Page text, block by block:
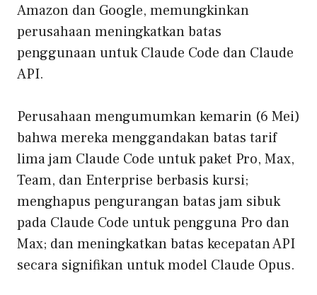
Amazon dan Google, memungkinkan
perusahaan meningkatkan batas
penggunaan untuk Claude Code dan Claude
API.
Perusahaan mengumumkan kemarin (6 Mei)
bahwa mereka menggandakan batas tarif
lima jam Claude Code untuk paket Pro, Max,
Team, dan Enterprise berbasis kursi;
menghapus pengurangan batas jam sibuk
pada Claude Code untuk pengguna Pro dan
Max; dan meningkatkan batas kecepatan API
secara signifikan untuk model Claude Opus.